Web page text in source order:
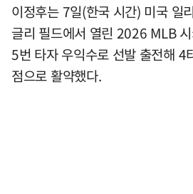
이정후는 7일(한국 시간) 미국 일
글리 필드에서 열린 2026 MLB
5번 타자 우익수로 선발 출전해
점으로 활약했다.